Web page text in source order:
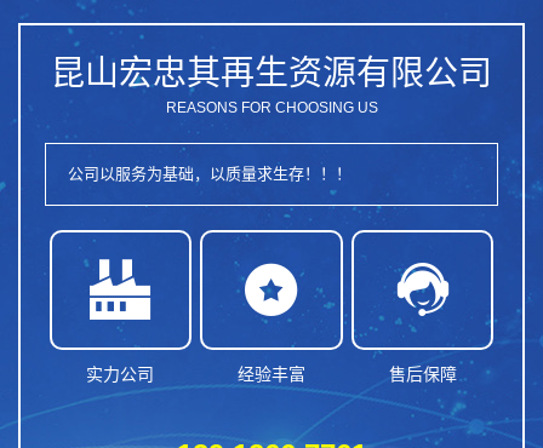
昆山宏忠其再生资源有限公司
REASONS FOR CHOOSING US
公司以服务为基础，以质量求生存！！！

实力公司

经验丰富

售后保障